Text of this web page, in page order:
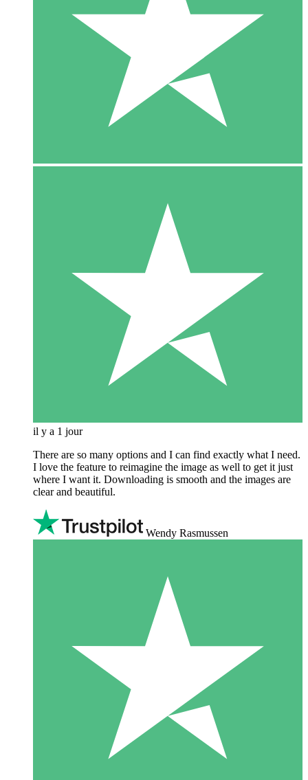
il y a 1 jour
There are so many options and I can find exactly what I need.
I love the feature to reimagine the image as well to get it just
where I want it. Downloading is smooth and the images are
clear and beautiful.
Wendy Rasmussen